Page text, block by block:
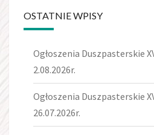
OSTATNIE WPISY
Ogłoszenia Duszpasterskie
2.08.2026r.
Ogłoszenia Duszpasterskie
26.07.2026r.